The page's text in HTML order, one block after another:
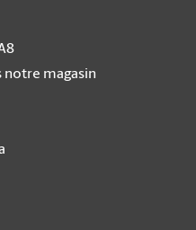
magasin